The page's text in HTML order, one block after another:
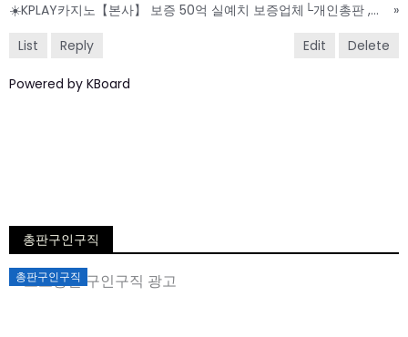
☀️KPLAY카지노【본사】 보증 50억 실예치 보증업체└개인총판 ,팀단위총판 파트너┘ 사장님들 최고우대 모집합니다 ☀️
»
List
Reply Edit Delete
Powered by KBoard
총판구인구직
총판구인구직
Posted
on